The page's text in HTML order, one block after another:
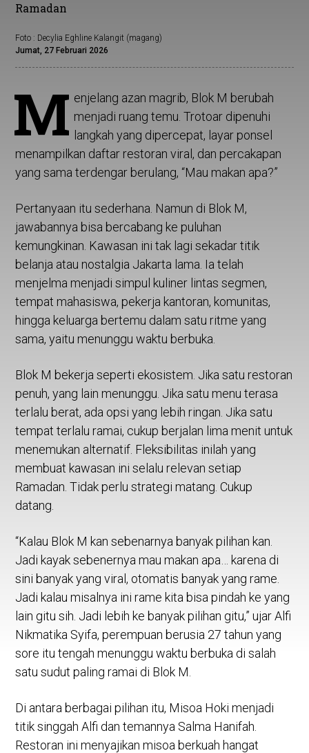
Ramadan
Foto : Decylia Eghline Kalangit (magang)
Jumat, 27 Februari 2026
M enjelang azan magrib, Blok M berubah
menjadi ruang temu. Trotoar dipenuhi
langkah yang dipercepat, layar ponsel
menampilkan daftar restoran viral, dan percakapan
yang sama terdengar berulang, “Mau makan apa?”
Pertanyaan itu sederhana. Namun di Blok M,
jawabannya bisa bercabang ke puluhan
kemungkinan. Kawasan ini tak lagi sekadar titik
belanja atau nostalgia Jakarta lama. Ia telah
menjelma menjadi simpul kuliner lintas segmen,
tempat mahasiswa, pekerja kantoran, komunitas,
hingga keluarga bertemu dalam satu ritme yang
sama, yaitu menunggu waktu berbuka.
Blok M bekerja seperti ekosistem. Jika satu restoran
penuh, yang lain menunggu. Jika satu menu terasa
terlalu berat, ada opsi yang lebih ringan. Jika satu
tempat terlalu ramai, cukup berjalan lima menit untuk
menemukan alternatif. Fleksibilitas inilah yang
membuat kawasan ini selalu relevan setiap
Ramadan. Tidak perlu strategi matang. Cukup
datang.
“Kalau Blok M kan sebenarnya banyak pilihan kan.
Jadi kayak sebenernya mau makan apa… karena di
sini banyak yang viral, otomatis banyak yang rame.
Jadi kalau misalnya ini rame kita bisa pindah ke yang
lain gitu sih. Jadi lebih ke banyak pilihan gitu,” ujar Alfi
Nikmatika Syifa, perempuan berusia 27 tahun yang
sore itu tengah menunggu waktu berbuka di salah
satu sudut paling ramai di Blok M.
Di antara berbagai pilihan itu, Misoa Hoki menjadi
titik singgah Alfi dan temannya Salma Hanifah.
Restoran ini menyajikan misoa berkuah hangat